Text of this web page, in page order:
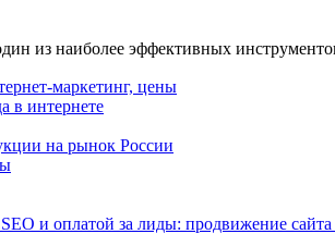
из наиболее эффективных
маркетинг, цены
в интернете
на рынок России
SEO и оплатой за лиды: продвижение